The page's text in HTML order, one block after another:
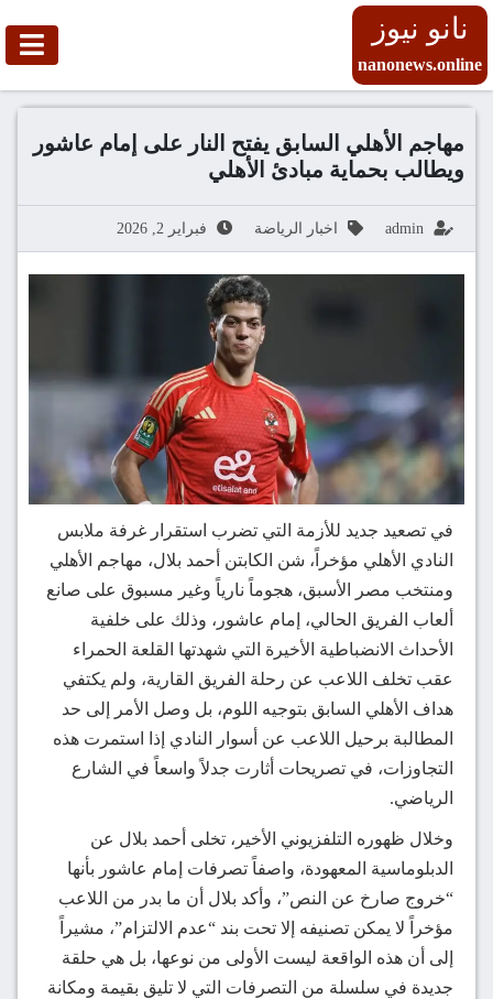
نانو نيوز
nanonews.online
مهاجم الأهلي السابق يفتح النار على إمام عاشور
ويطالب بحماية مبادئ الأهلي
admin اخبار الرياضة فبراير 2, 2026
في تصعيد جديد للأزمة التي تضرب استقرار غرفة ملابس
النادي الأهلي مؤخراً، شن الكابتن أحمد بلال، مهاجم الأهلي
ومنتخب مصر الأسبق، هجوماً نارياً وغير مسبوق على صانع
ألعاب الفريق الحالي، إمام عاشور، وذلك على خلفية
الأحداث الانضباطية الأخيرة التي شهدتها القلعة الحمراء
عقب تخلف اللاعب عن رحلة الفريق القارية، ولم يكتفي
هداف الأهلي السابق بتوجيه اللوم، بل وصل الأمر إلى حد
المطالبة برحيل اللاعب عن أسوار النادي إذا استمرت هذه
التجاوزات، في تصريحات أثارت جدلاً واسعاً في الشارع
الرياضي.
وخلال ظهوره التلفزيوني الأخير، تخلى أحمد بلال عن
الدبلوماسية المعهودة، واصفاً تصرفات إمام عاشور بأنها
“خروج صارخ عن النص”، وأكد بلال أن ما بدر من اللاعب
مؤخراً لا يمكن تصنيفه إلا تحت بند “عدم الالتزام”، مشيراً
إلى أن هذه الواقعة ليست الأولى من نوعها، بل هي حلقة
جديدة في سلسلة من التصرفات التي لا تليق بقيمة ومكانة